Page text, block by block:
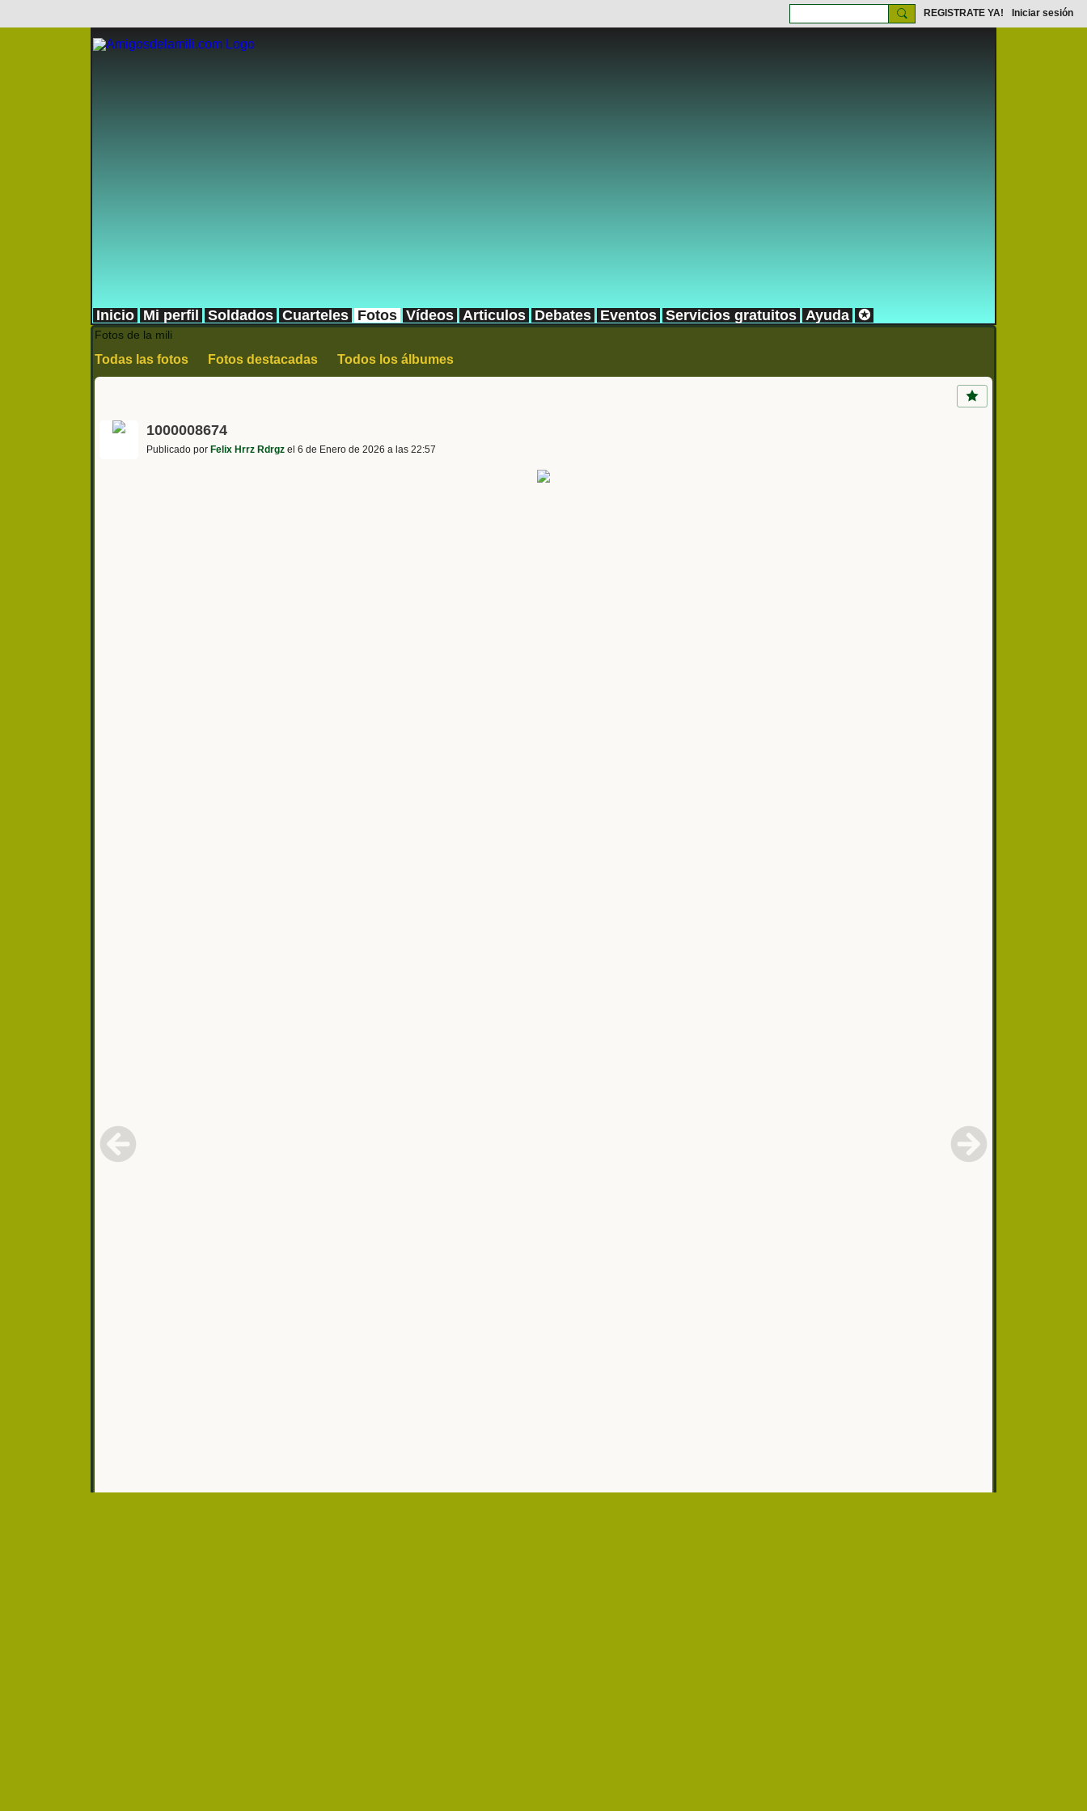
REGISTRATE YA! Iniciar sesión
Inicio Mi perfil Soldados Cuarteles Fotos Vídeos Articulos Debates Eventos Servicios gratuitos Ayuda ✪
Fotos de la mili
Todas las fotos Fotos destacadas Todos los álbumes
1000008674
Publicado por Felix Hrrz Rdrgz el 6 de Enero de 2026 a las 22:57